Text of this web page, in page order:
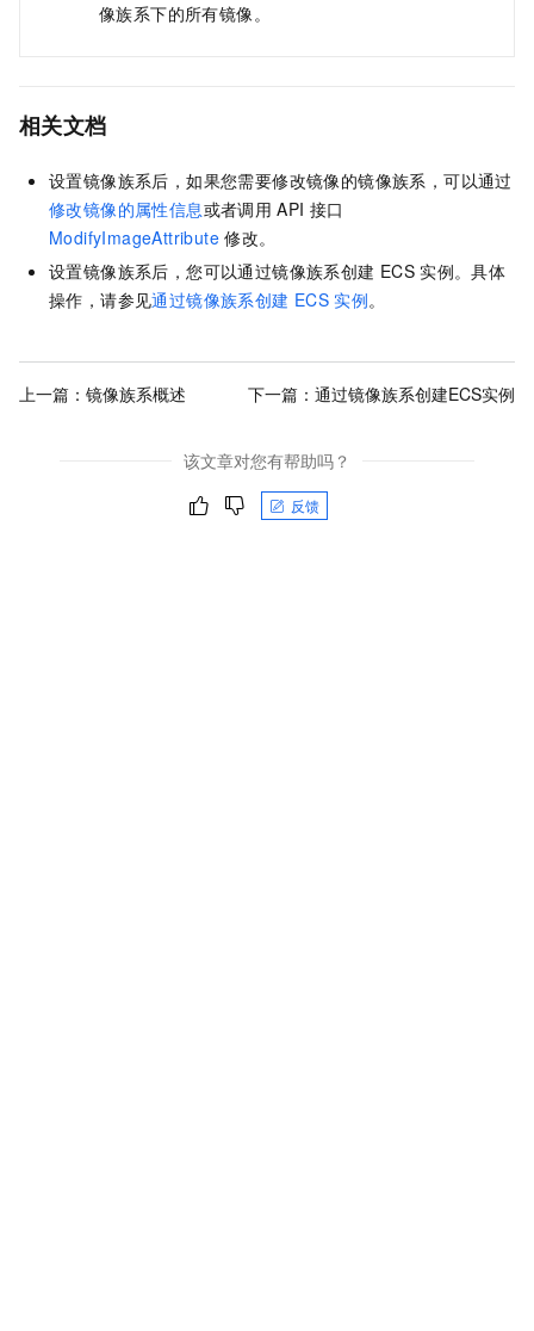
像族系下的所有镜像。
相关文档
设置镜像族系后，如果您需要修改镜像的镜像族系，可以通过
修改镜像的属性信息或者调用 API 接口
ModifyImageAttribute 修改。
设置镜像族系后，您可以通过镜像族系创建 ECS 实例。具体
操作，请参见通过镜像族系创建 ECS 实例。
上一篇： 镜像族系概述 下一篇： 通过镜像族系创建ECS实例
该文章对您有帮助吗？
反馈